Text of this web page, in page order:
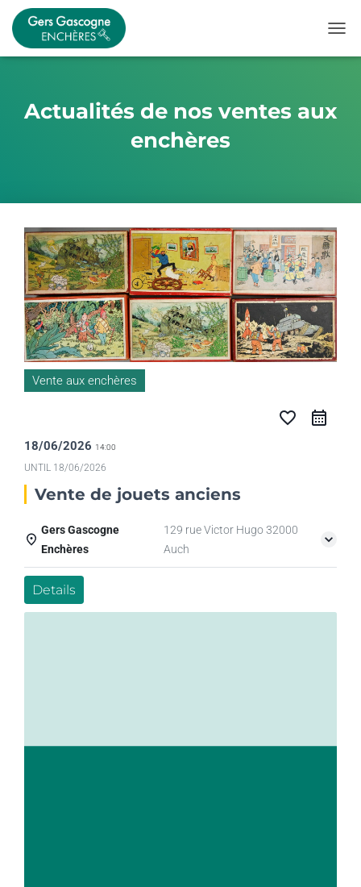
Actualités de nos ventes aux
enchères
Vente aux enchères
favorite_border
18/06/2026 14:00
UNTIL 18/06/2026
Vente de jouets anciens
Gers Gascogne
Enchères
129 rue Victor Hugo 32000
Auch
Details